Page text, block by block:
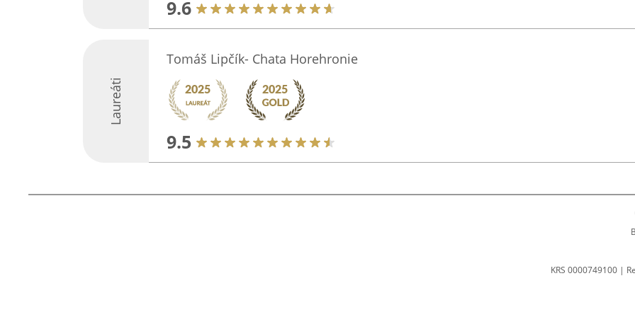
9.6
Laureáti
Tomáš Lipčík- Chata Horehronie
9.5
KRS 0000749100 |